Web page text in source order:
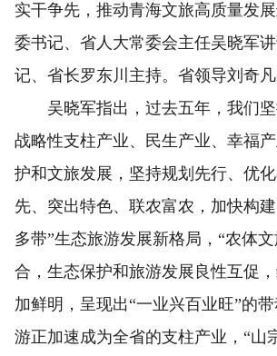
实干争先，推动青海文旅高质量发
委书记、省人大常委会主任吴晓军
记、省长罗东川主持。省领导刘奇凡
吴晓军指出，过去五年，我们坚
战略性支柱产业、民生产业、幸福
护和文旅发展，坚持规划先行、优
先、突出特色、联农富农，加快构
多带”生态旅游发展新格局，“农体
合，生态保护和旅游发展良性互促
加鲜明，呈现出“一业兴百业旺”的
游正加速成为全省的支柱产业，“山